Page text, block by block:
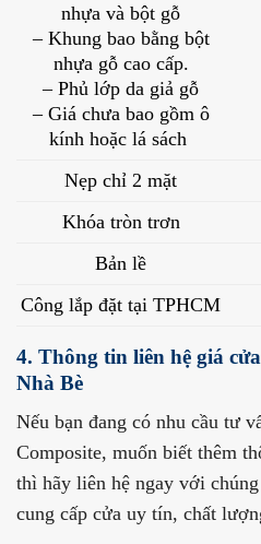
nhựa và bột gỗ
– Khung bao bằng bột
nhựa gỗ cao cấp.
– Phủ lớp da giả gỗ
– Giá chưa bao gồm ô
kính hoặc lá sách
Nẹp chỉ 2 mặt
Khóa tròn trơn
Bản lề
Công lắp đặt tại TPHCM
4. Thông tin liên hệ giá
Nhà Bè
Nếu bạn đang có nhu cầu tư
Composite, muốn biết thêm
thì hãy liên hệ ngay với
cung cấp cửa uy tín, chất